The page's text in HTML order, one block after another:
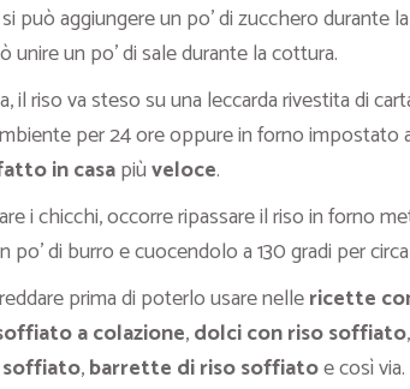
può aggiungere un po’ di zucchero durante
unire un po’ di sale durante la cottura.
il riso va steso su una leccarda rivestita di
per 24 ore oppure in forno impostato
in casapiùveloce.
i chicchi, occorre ripassare il riso in forno
di burro e cuocendolo a 130 gradi per
prima di poterlo usare nellericette
a colazione,dolci con riso soffiato,
,barrette diriso soffiatoe così via.